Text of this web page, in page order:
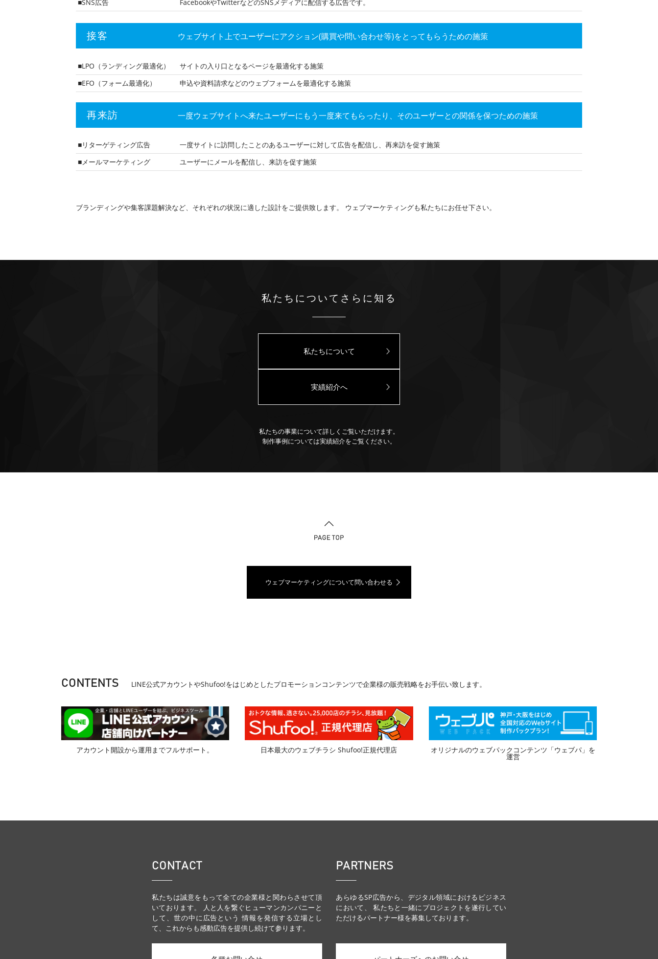
■SNS広告
FacebookやTwitterなどのSNSメディアに配信する広告です。
接客 ウェブサイト上でユーザーにアクション(購買や問い合わせ等)をとってもらうための施策
■LPO（ランディング最適化）
サイトの入り口となるページを最適化する施策
■EFO（フォーム最適化）
申込や資料請求などのウェブフォームを最適化する施策
再来訪 一度ウェブサイトへ来たユーザーにもう一度来てもらったり、そのユーザーとの関係を保つための施策
■リターゲティング広告
一度サイトに訪問したことのあるユーザーに対して広告を配信し、再来訪を促す施策
■メールマーケティング
ユーザーにメールを配信し、来訪を促す施策
ブランディングや集客課題解決など、それぞれの状況に適した設計をご提供致します。 ウェブマーケティングも私たちにお任せ下さい。
私たちについてさらに知る
私たちについて
実績紹介へ
私たちの事業について詳しくご覧いただけます。
制作事例については実績紹介をご覧ください。
ウェブマーケティングについて問い合わせる
CONTENTS LINE公式アカウントやShufoo!をはじめとしたプロモーションコンテンツで企業様の販売戦略をお手伝い致します。
アカウント開設から運用までフルサポート。 日本最大のウェブチラシ Shufoo!正規代理店 オリジナルのウェブパックコンテンツ「ウェブパ」を
運営
CONTACT
私たちは誠意をもって全ての企業様と関わらさせて頂
いております。 人と人を繋ぐヒューマンカンパニーと
して、世の中に広告という 情報を発信する立場とし
て、これからも感動広告を提供し続けて参ります。
PARTNERS
あらゆるSP広告から、デジタル領域におけるビジネス
において、 私たちと一緒にプロジェクトを遂行してい
ただけるパートナー様を募集しております。